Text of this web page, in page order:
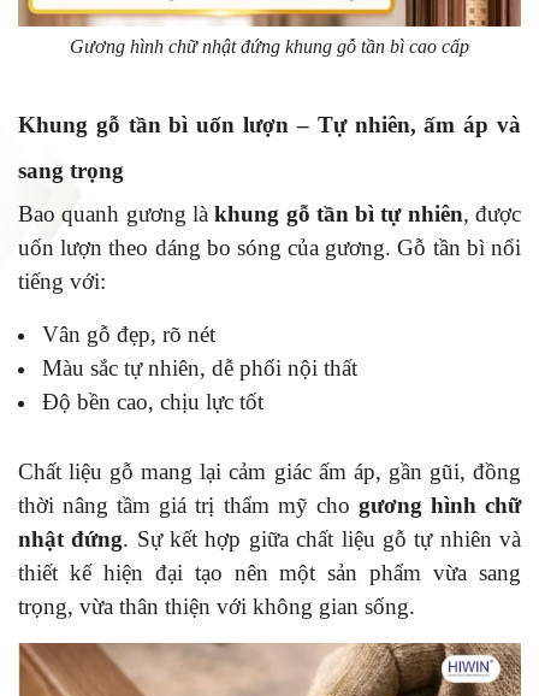
Gương hình chữ nhật đứng khung gỗ tần bì cao cấp
Khung gỗ tần bì uốn lượn – Tự nhiên, ấm áp và
sang trọng
Bao quanh gương làkhung gỗ tần bì tự nhiên, được
uốn lượn theo dáng bo sóng của gương. Gỗ tần bì nổi
tiếng với:
Vân gỗ đẹp, rõ nét
Màu sắc tự nhiên, dễ phối nội thất
Độ bền cao, chịu lực tốt
Chất liệu gỗ mang lại cảm giác ấm áp, gần gũi, đồng
thời nâng tầm giá trị thẩm mỹ cho gương hình chữ
nhật đứng. Sự kết hợp giữa chất liệu gỗ tự nhiên và
thiết kế hiện đại tạo nên một sản phẩm vừa sang
trọng, vừa thân thiện với không gian sống.